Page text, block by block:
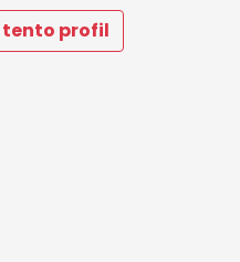
profil